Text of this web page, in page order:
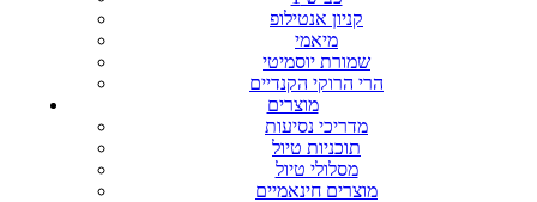
קניון אנטילופ
מיאמי
שמורת יוסמיטי
הרי הרוקי הקנדיים
מוצרים
מדריכי נסיעות
תוכניות טיול
מסלולי טיול
מוצרים חינאמיים